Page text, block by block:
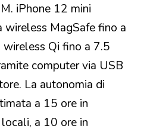
iPhone 12 mini
wireless MagSafe fino a
Qi fino a 7.5
computer via USB
La autonomia di
a 15 ore in
a 10 ore in